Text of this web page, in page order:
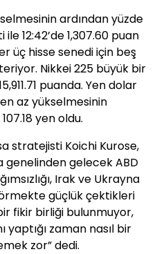
ardından yüzde
12:42’de 1,307.60 puan
üç hisse senedi için beş
Nikkei 225 büyük bir
puanda. Yen dolar
az yükselmesinin
yen oldu.
stratejisti Koichi Kurose,
genelinden gelecek ABD
Irak ve Ukrayna
güçlük çektikleri
fikir birliği bulunmuyor,
yaptığı zaman nasıl bir
zor” dedi.